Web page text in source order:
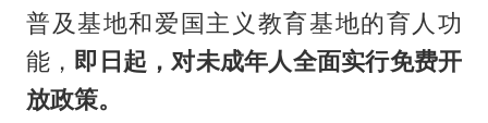
普及基地和爱国主义教育基地的育人功
能， 即日起，对未成年人全面实行免费开
放政策。